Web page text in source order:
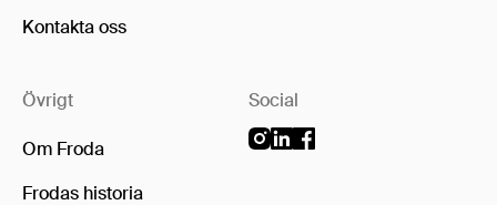
Kontakta oss
Övrigt
Om Froda
Frodas historia
Social